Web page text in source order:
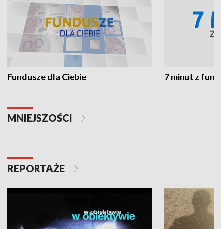
Fundusze dla Ciebie 7 minut z
MNIEJSZOŚCI
REPORTAŻE